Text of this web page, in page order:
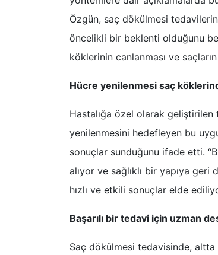
Özgün, saç dökülmesi
öncelikli bir beklenti olduğunu
köklerinin canlanması ve
Hücre yenilenmesi saç
Hastalığa özel olarak
yenilenmesini hedefleyen bu
sonuçlar sunduğunu ifade etti.
alıyor ve sağlıklı bir yapıya
hızlı ve etkili sonuçlar elde
Başarılı bir tedavi için uzman
Saç dökülmesi tedavisinde,